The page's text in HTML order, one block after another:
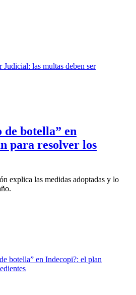
de botella” en
para resolver los
explica las medidas adoptadas y lo